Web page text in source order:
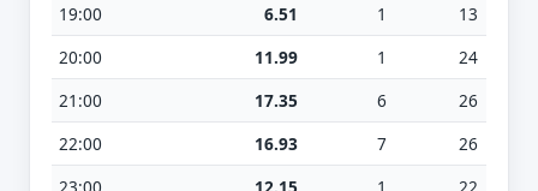
19:00
6.51 1
13
20:00
11.99 1
24
21:00
17.35 6
26
22:00
16.93 7
26